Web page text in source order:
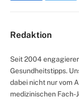
Redaktion
Seit 2004
Gesundheitstipps.
dabei nicht nur vom
medizinischen